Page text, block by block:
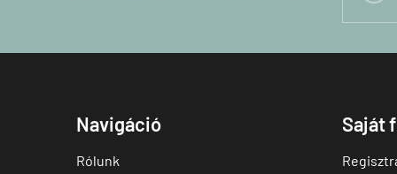
Navigáció
Rólunk
Saját